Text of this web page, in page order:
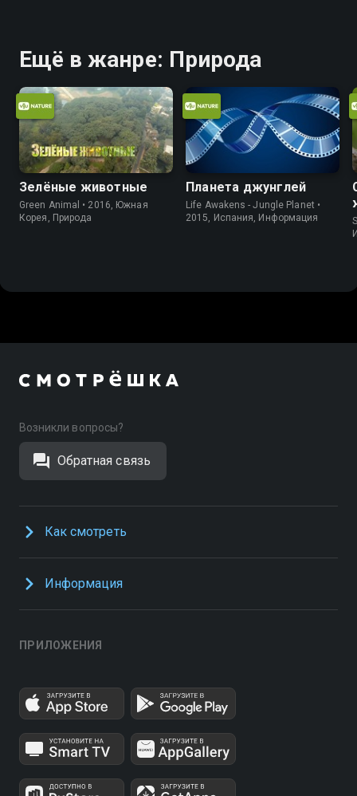
Ещё в жанре: Природа
Зелёные животные
Green Animal • 2016, Южная
Корея, Природа
Планета джунглей
Life Awakens - Jungle Planet •
2015, Испания, Информация
Возникли вопросы?
Обратная связь
Как смотреть
Информация
ПРИЛОЖЕНИЯ